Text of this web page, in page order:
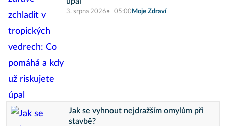
3. srpna 2026 05:00 Moje Zdraví
Jak se vyhnout nejdražším omylům při
stavbě?